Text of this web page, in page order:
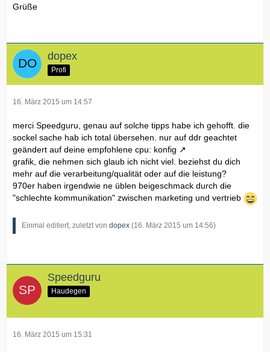
Grüße
dopex
Profi
16. März 2015 um 14:57
merci Speedguru, genau auf solche tipps habe ich gehofft. die
sockel sache hab ich total übersehen. nur auf ddr geachtet
geändert auf deine empfohlene cpu: konfig
grafik, die nehmen sich glaub ich nicht viel. beziehst du dich
mehr auf die verarbeitung/qualität oder auf die leistung?
970er haben irgendwie ne üblen beigeschmack durch die
"schlechte kommunikation" zwischen marketing und vertrieb
Einmal editiert, zuletzt von dopex (16. März 2015 um 14:56)
Speedguru
Haudegen
16. März 2015 um 15:31